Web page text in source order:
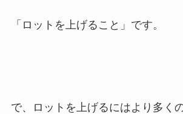
「ロットを上げること」です。
で、ロットを上げるにはより多く